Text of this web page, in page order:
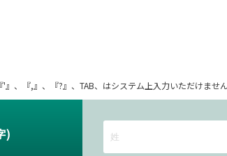
、『,』、『?』、TAB、はシステム上入力いただけませ
)